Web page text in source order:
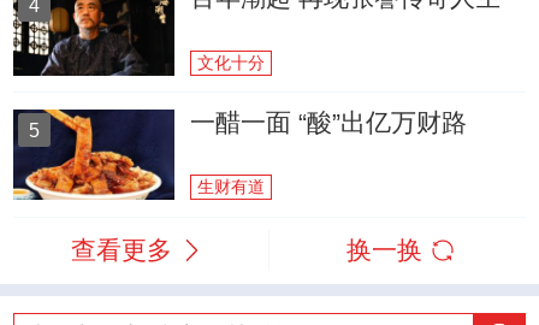
4
文化十分
5 一醋一面 “酸”出亿万财路
生财有道
查看更多 换一换